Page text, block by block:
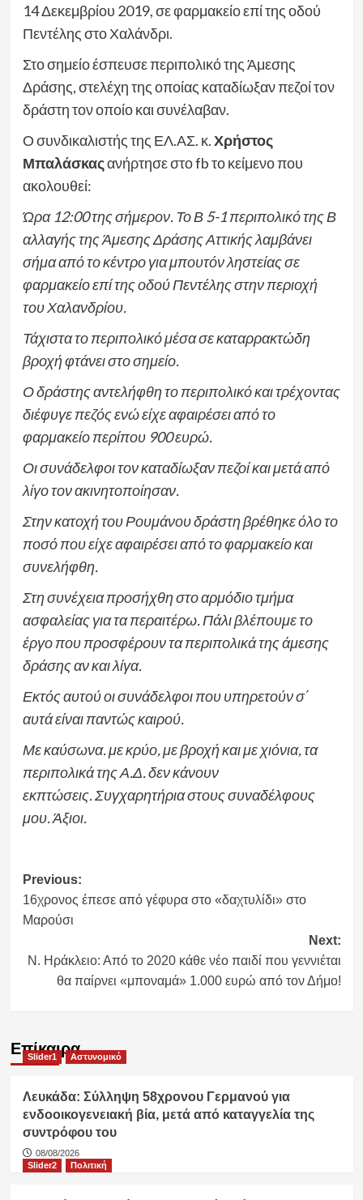
14 Δεκεμβρίου 2019, σε φαρμακείο επί της οδού
Πεντέλης στο Χαλάνδρι.
Στο σημείο έσπευσε περιπολικό της Άμεσης
Δράσης, στελέχη της οποίας καταδίωξαν πεζοί τον
δράστη τον οποίο και συνέλαβαν.
Ο συνδικαλιστής της ΕΛ.ΑΣ. κ.Χρήστος
Μπαλάσκαςανήρτησε στο fb το κείμενο που
ακολουθεί:
Ώρα 12:00 της σήμερον. Το Β 5-1 περιπολικό της Β
αλλαγής της Άμεσης Δράσης Αττικής λαμβάνει
σήμα από το κέντρο για μπουτόν ληστείας σε
φαρμακείο επί της οδού Πεντέλης στην περιοχή
του Χαλανδρίου.
Τάχιστα το περιπολικό μέσα σε καταρρακτώδη
βροχή φτάνει στο σημείο.
Ο δράστης αντελήφθη το περιπολικό και τρέχοντας
διέφυγε πεζός ενώ είχε αφαιρέσει από το
φαρμακείο περίπου 900 ευρώ.
Οι συνάδελφοι τον καταδίωξαν πεζοί και μετά από
λίγο τον ακινητοποίησαν.
Στην κατοχή του Ρουμάνου δράστη βρέθηκε όλο το
ποσό που είχε αφαιρέσει από το φαρμακείο και
συνελήφθη.
Στη συνέχεια προσήχθη στο αρμόδιο τμήμα
ασφαλείας για τα περαιτέρω. Πάλι βλέπουμε το
έργο που προσφέρουν τα περιπολικά της άμεσης
δράσης αν και λίγα.
Εκτός αυτού οι συνάδελφοι που υπηρετούν σ΄
αυτά είναι παντώς καιρού.
Με καύσωνα. με κρύο, με βροχή και με χιόνια, τα
περιπολικά της Α.Δ. δεν κάνουν
εκπτώσεις. Συγχαρητήρια στους συναδέλφους
μου. Άξιοι.
Post
navigation
Previous:
16χρονος έπεσε από γέφυρα στο «δαχτυλίδι» στο
Μαρούσι
Next:
Ν. Ηράκλειο: Από το 2020 κάθε νέο παιδί που γεννιέται
θα παίρνει «μποναμά» 1.000 ευρώ από τον Δήμο!
Επίκαιρα
Slider1 Αστυνομικό
Λευκάδα: Σύλληψη 58χρονου Γερμανού για
ενδοοικογενειακή βία, μετά από καταγγελία της
συντρόφου του
08/08/2026
Slider2
Πολιτική